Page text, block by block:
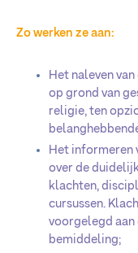
Zo werken ze aan:
Het naleven
op grond van
religie, ten
Het informeren
over de
klachten,
cursussen.
voorgelegd aan
bemiddeling;